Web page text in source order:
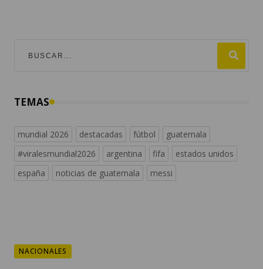
TEMAS
mundial 2026 destacadas fútbol
guatemala
#viralesmundial2026
argentina fifa
estados unidos
españa
noticias de guatemala messi
NACIONALES